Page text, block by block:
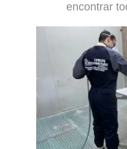
encontrar